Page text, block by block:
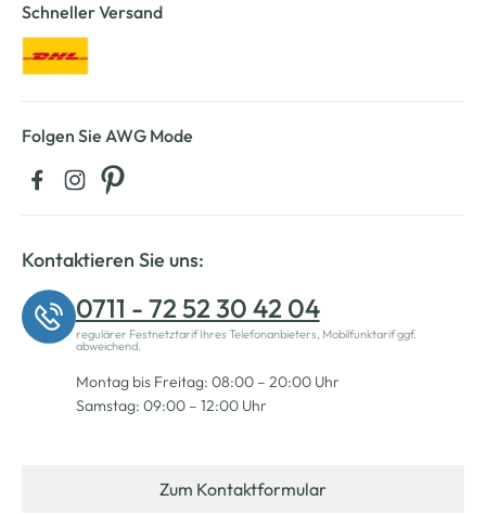
Schneller Versand
Folgen Sie AWG Mode
Kontaktieren Sie uns:
0711 - 72 52 30 42 04
regulärer Festnetztarif Ihres Telefonanbieters, Mobilfunktarif ggf.
abweichend.
Montag bis Freitag: 08:00 – 20:00 Uhr
Samstag: 09:00 – 12:00 Uhr
Zum Kontaktformular